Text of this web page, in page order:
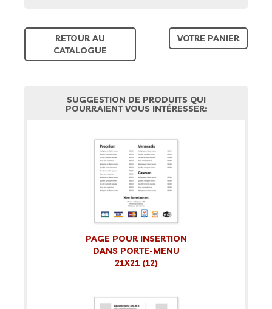
RETOUR AU
CATALOGUE
VOTRE PANIER
SUGGESTION DE PRODUITS QUI
POURRAIENT VOUS INTÉRESSER:
PAGE POUR INSERTION
DANS PORTE-MENU
21X21 (12)